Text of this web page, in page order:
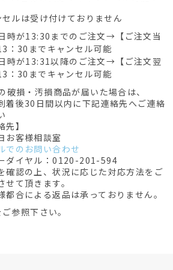
ルは受け付けておりません
時が13:30までのご注文→【ご注文当
：30までキャンセル可能
時が13:31以降のご注文→【ご注文翌
：30までキャンセル可能
破損・汚損商品が届いた場合は、
着後30日間以内に下記連絡先へご連絡
先】
お客様相談室
でのお問い合わせ
ダイヤル：0120-201-594
確認の上、状況に応じた対応方法をご
せて頂きます。
都合による返品は承っておりません。
ご参照下さい。